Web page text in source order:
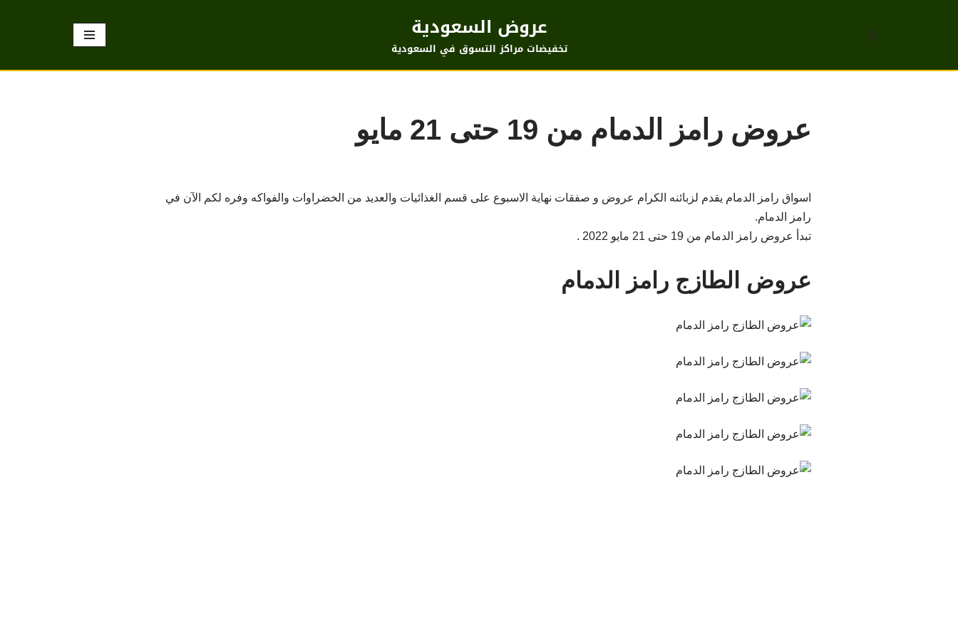
عروض السعودية
تخفيضات مراكز التسوق في السعودية
عروض رامز الدمام من 19 حتى 21 مايو
اسواق رامز الدمام يقدم لزبائنه الكرام عروض و صفقات نهاية الاسبوع على قسم الغذائيات والعديد من الخضراوات والفواكه وفره لكم الآن في
رامز الدمام.
تبدأ عروض رامز الدمام من 19 حتى 21 مايو 2022 .
عروض الطازج رامز الدمام